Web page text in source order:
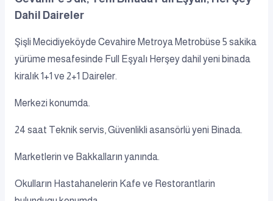
Dahil Daireler
Şişli Mecidiyeköyde Cevahire Metroya Metrobüse 5 sakika
yürüme mesafesinde Full Eşyalı Herşey dahil yeni binada
kiralık 1+1 ve 2+1 Daireler.
Merkezi konumda.
24 saat Teknik servis, Güvenlikli asansörlü yeni Binada.
Marketlerin ve Bakkalların yanında.
Okulların Hastahanelerin Kafe ve Restorantlarin